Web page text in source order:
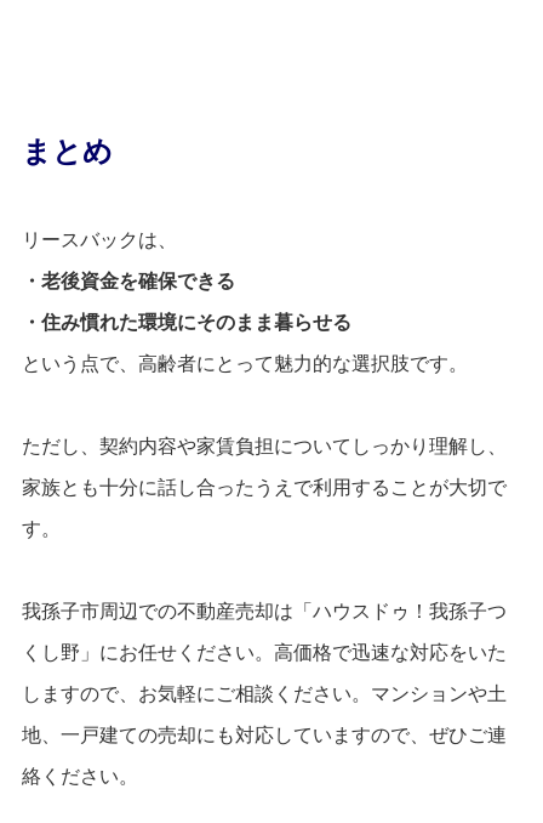
まとめ
リースバックは、
・老後資金を確保できる
・住み慣れた環境にそのまま暮らせる
という点で、高齢者にとって魅力的な選択肢です。
ただし、契約内容や家賃負担についてしっかり理解し、
家族とも十分に話し合ったうえで利用することが大切で
す。
我孫子市周辺での不動産売却は「ハウスドゥ！我孫子つ
くし野」にお任せください。高価格で迅速な対応をいた
しますので、お気軽にご相談ください。マンションや土
地、一戸建ての売却にも対応していますので、ぜひご連
絡ください。